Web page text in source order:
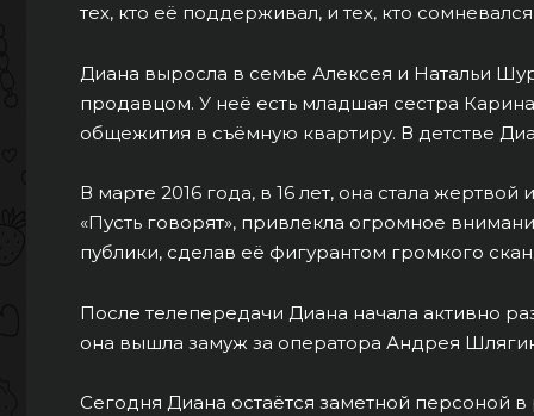
тех, кто её поддерживал, и тех, кто
Диана выросла в семье Алексея и Натальи
продавцом. У неё есть младшая сестра
общежития в съёмную квартиру. В детстве
В марте 2016 года, в 16 лет, она стала
«Пусть говорят», привлекла огромное
публики, сделав её фигурантом громкого
После телепередачи Диана начала активно
она вышла замуж за оператора Андрея
Сегодня Диана остаётся заметной персоной